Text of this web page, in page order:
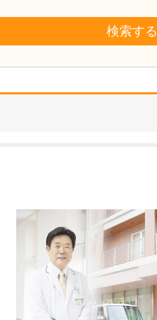
検索する